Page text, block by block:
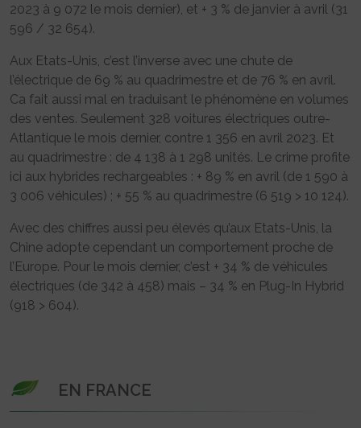
2023 à 9 072 le mois dernier), et + 3 % de janvier à avril (31
596 / 32 654).
Aux Etats-Unis, c’est l’inverse avec une chute de
l’électrique de 69 % au quadrimestre et de 76 % en avril.
Ca fait aussi mal en traduisant le phénomène en volumes
des ventes. Seulement 328 voitures électriques outre-
Atlantique le mois dernier, contre 1 356 en avril 2023. Et
au quadrimestre : de 4 138 à 1 298 unités. Le crime profite
ici aux hybrides rechargeables : + 89 % en avril (de 1 590 à
3 006 véhicules) ; + 55 % au quadrimestre (6 519 > 10 124).
Avec des chiffres aussi peu élevés qu’aux Etats-Unis, la
Chine adopte cependant un comportement proche de
l’Europe. Pour le mois dernier, c’est + 34 % de véhicules
électriques (de 342 à 458) mais – 34 % en Plug-In Hybrid
(918 > 604).
EN FRANCE